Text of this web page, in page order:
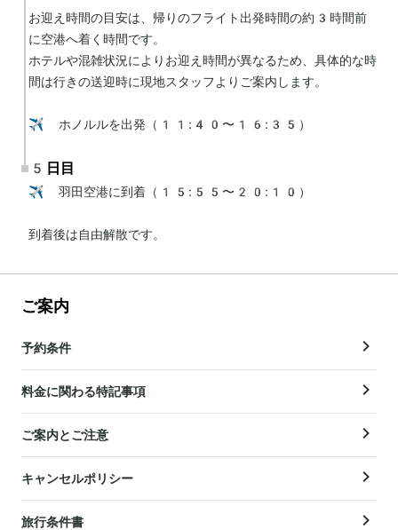
お迎え時間の目安は、帰りのフライト出発時間の約3時間前
に空港へ着く時間です。
ホテルや混雑状況によりお迎え時間が異なるため、具体的な時
間は行きの送迎時に現地スタッフよりご案内します。
✈️ ホノルルを出発（11:40〜16:35）
5日目
✈️ 羽田空港に到着（15:55〜20:10）
到着後は自由解散です。
ご案内
予約条件
料金に関わる特記事項
ご案内とご注意
キャンセルポリシー
旅行条件書